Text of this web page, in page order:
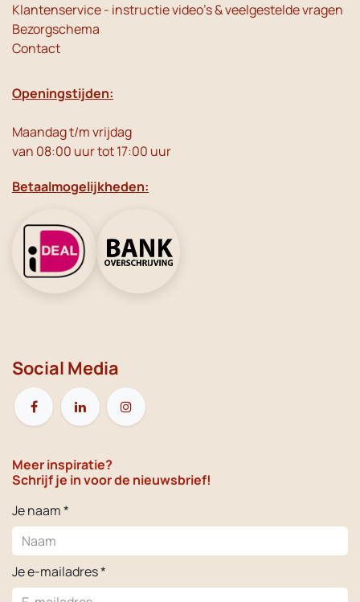
Klantenservice - instructie video's & veelgestelde vragen
Bezorgschema
Contact
Openingstijden:
Maandag t/m vrijdag
van 08:00 uur tot 17:00 uur
Betaalmogelijkheden:
Social Media
Meer inspiratie?
Schrijf je in voor de nieuwsbrief!
Je naam *
Je e-mailadres *